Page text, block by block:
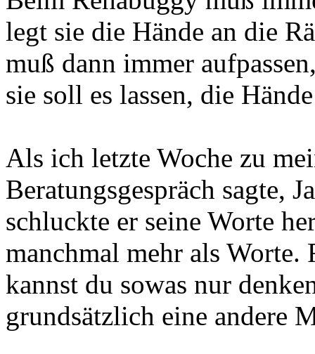
legt sie die Hände an die
muß dann immer
sie soll es lassen, die
Als ich letzte Woche zu
Beratungsgespräch sagte,
schluckte er seine Worte
manchmal mehr als
kannst du sowas nur
grundsätzlich eine andere